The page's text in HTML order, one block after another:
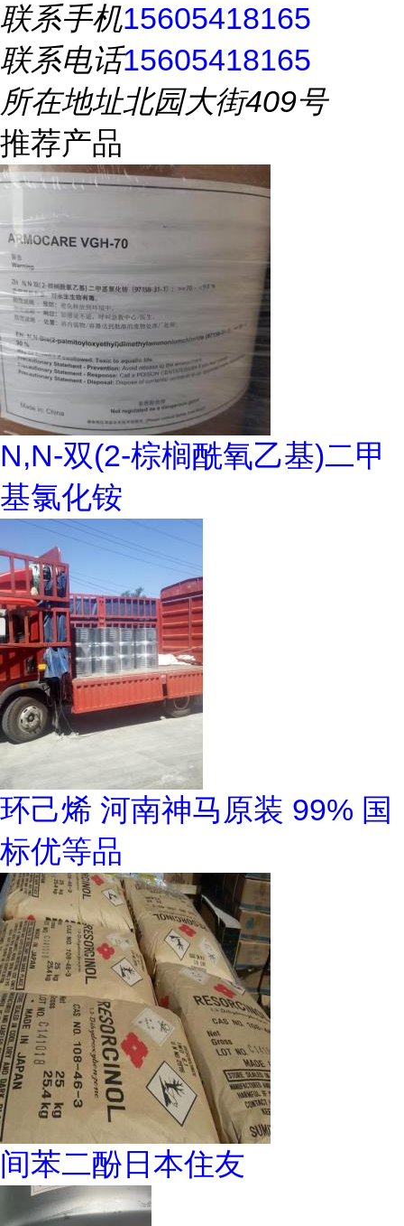
联系手机15605418165
联系电话15605418165
所在地址北园大街409号
推荐产品
N,N-双(2-棕榈酰氧乙基)二甲
基氯化铵
环己烯 河南神马原装 99% 国
标优等品
间苯二酚日本住友